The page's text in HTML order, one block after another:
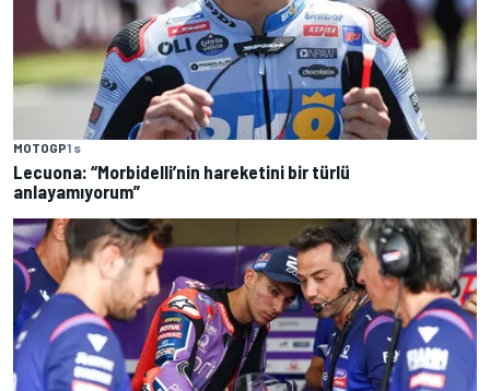
MOTOGP1 s
Lecuona: “Morbidelli’nin hareketini bir türlü
anlayamıyorum”